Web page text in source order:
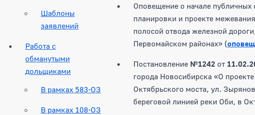
Шаблоны
заявлений
Работа с
обманутыми
дольщиками
В рамках 583-ОЗ
В рамках 108-ОЗ
Оповещение о начале публичных
планировки и проекте
полосой отвода железной
Первомайском районах» (
Постановление №1242 от
города Новосибирска «О
Октябрьского моста, ул.
береговой линией реки Оби, в